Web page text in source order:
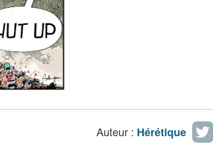
Auteur : Hérétique